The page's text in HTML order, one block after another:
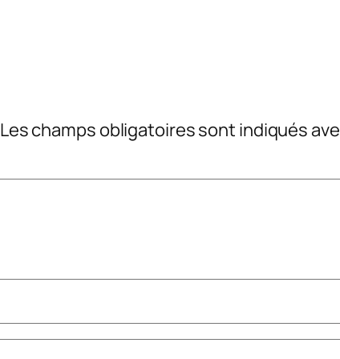
Les champs obligatoires sont indiqués